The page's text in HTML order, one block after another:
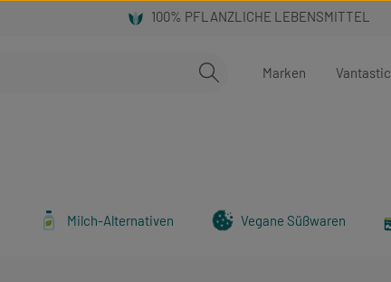
Marken
Vantastic
Milch-Alternativen Vegane Süßwaren